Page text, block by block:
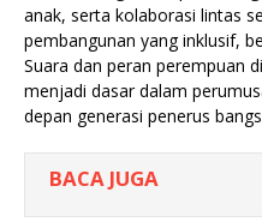
anak, serta kolaborasi lintas
pembangunan yang inklusif,
Suara dan peran perempuan
menjadi dasar dalam
depan generasi penerus
BACA JUGA